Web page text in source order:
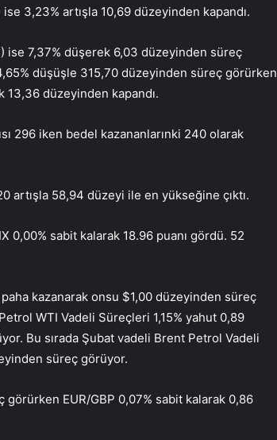
ise 3,23% artışla 10,69 düzeyinden kapandı.
) ise 7,37% düşerek 6,03 düzeyinden süreç
düşüşle 315,70 düzeyinden süreç görürken
13,36 düzeyinden kapandı.
296 iken bedel kazananlarınki 240 olarak
artışla 58,94 düzeyi ile en yükseğine çıktı.
0,00% sabit kalarak 18.96 puanı gördü. 52
kazanarak onsu $1,00 düzeyinden süreç
WTI Vadeli Süreçleri 1,15% yahut 0,89
Bu sırada Şubat vadeli Brent Petrol Vadeli
süreç görüyor.
EUR/GBP 0,07% sabit kalarak 0,86